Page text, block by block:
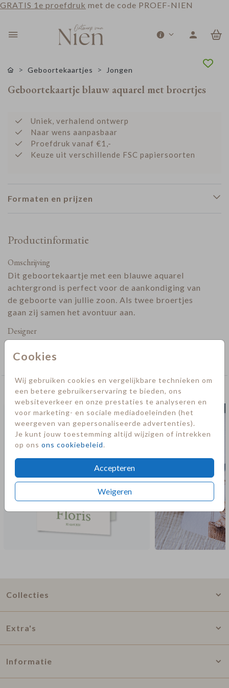
GRATIS 1e proefdruk met de code PROEF-NIEN
Cookies
Wij gebruiken cookies en vergelijkbare technieken om
een betere gebruikerservaring te bieden, ons
websiteverkeer en onze prestaties te analyseren en
voor marketing- en sociale mediadoeleinden (het
weergeven van gepersonaliseerde advertenties).
Je kunt jouw toestemming altijd wijzigen of intrekken
op ons ons cookiebeleid.
Accepteren
Weigeren
Geboortekaartjes Jongen
Geboortekaartje blauw aquarel met broertjes
Uniek, verhalend ontwerp
Naar wens aanpasbaar
Proefdruk vanaf €1,-
Keuze uit verschillende FSC papiersoorten
Formaten en prijzen
Productinformatie
Omschrijving
Dit geboortekaartje met een blauwe aquarel
achtergrond is perfect voor de aankondiging van
de geboorte van jullie zoon. Als twee broertjes
gaan zij samen het avontuur aan.
Designer
Jongen
Deze kaarten vind je misschien ook leuk
Collecties
Extra's
Informatie